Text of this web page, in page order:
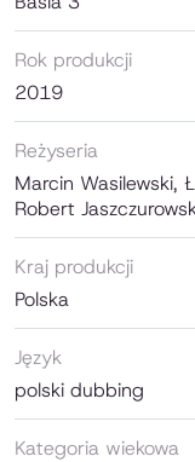
Rok produkcji
2019
Reżyseria
Marcin Wasilewski,
Robert
Kraj produkcji
Polska
Język
polski dubbing
Kategoria wiekowa